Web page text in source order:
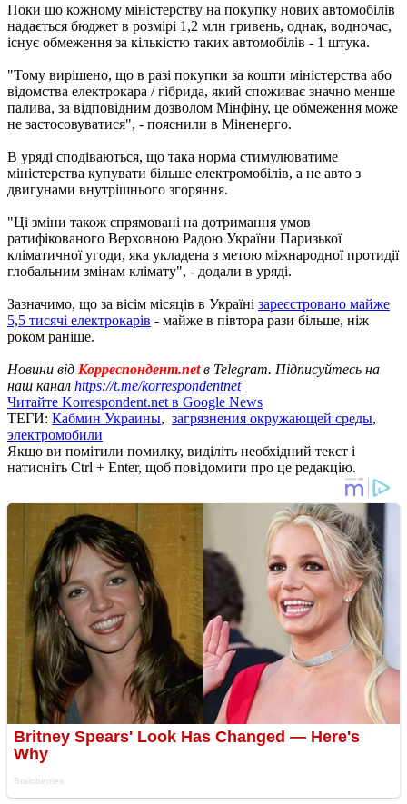
Поки що кожному міністерству на покупку нових автомобілів
надається бюджет в розмірі 1,2 млн гривень, однак, водночас,
існує обмеження за кількістю таких автомобілів - 1 штука.
"Тому вирішено, що в разі покупки за кошти міністерства або
відомства електрокара / гібрида, який споживає значно менше
палива, за відповідним дозволом Мінфіну, це обмеження може
не застосовуватися", - пояснили в Міненерго.
В уряді сподіваються, що така норма стимулюватиме
міністерства купувати більше електромобілів, а не авто з
двигунами внутрішнього згоряння.
"Ці зміни також спрямовані на дотримання умов
ратифікованого Верховною Радою України Паризької
кліматичної угоди, яка укладена з метою міжнародної протидії
глобальним змінам клімату", - додали в уряді.
Зазначимо, що за вісім місяців в Україні зареєстровано майже
5,5 тисячі електрокарів - майже в півтора рази більше, ніж
роком раніше.
Новини від Корреспондент.netв Telegram. Підписуйтесь на
наш канал https://t.me/korrespondentnet
Читайте Korrespondent.net в Google News
ТЕГИ: Кабмин Украины, загрязнения окружающей среды,
электромобили
Якщо ви помітили помилку, виділіть необхідний текст і
натисніть Ctrl + Enter, щоб повідомити про це редакцію.